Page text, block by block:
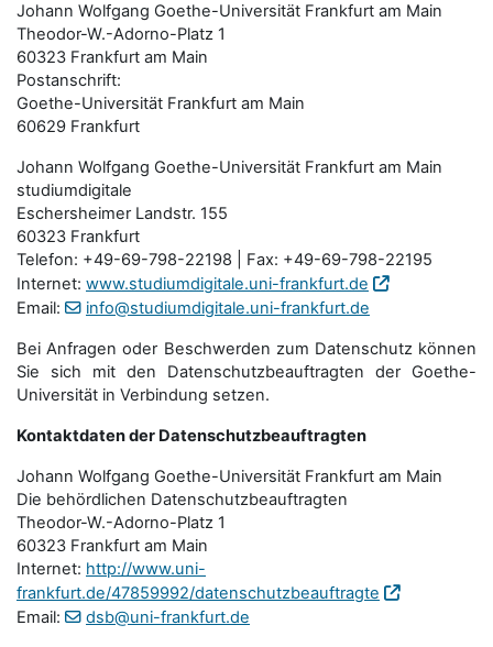
Johann Wolfgang Goethe-Universität Frankfurt am Main
Theodor-W.-Adorno-Platz 1
60323 Frankfurt am Main
Postanschrift:
Goethe-Universität Frankfurt am Main
60629 Frankfurt
Johann Wolfgang Goethe-Universität Frankfurt am Main
studiumdigitale
Eschersheimer Landstr. 155
60323 Frankfurt
Telefon: +49-69-798-22198 | Fax: +49-69-798-22195
Internet: www.studiumdigitale.uni-frankfurt.de
Email:
info@studiumdigitale.uni-frankfurt.de
Bei Anfragen oder Beschwerden zum Datenschutz können
Sie sich mit den Datenschutz­beauftragten der Goethe-
Universität in Verbindung setzen.
Kontaktdaten der Datenschutzbeauftragten
Johann Wolfgang Goethe-Universität Frankfurt am Main
Die behördlichen Datenschutzbeauftragten
Theodor-W.-Adorno-Platz 1
60323 Frankfurt am Main
Internet: http://www.uni-
frankfurt.de/47859992/datenschutzbeauftragte
Email:
dsb@uni-frankfurt.de